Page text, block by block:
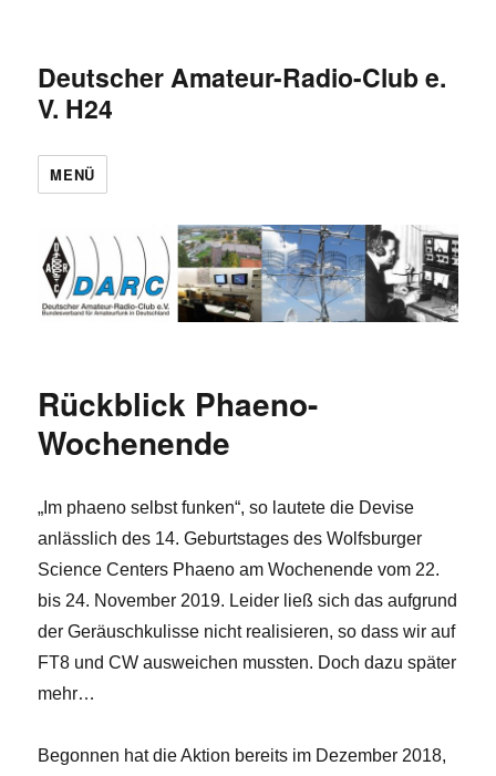
Deutscher Amateur-Radio-Club e.
V. H24
MENÜ
Rückblick Phaeno-
Wochenende
„Im phaeno selbst funken“, so lautete die Devise
anlässlich des 14. Geburtstages des Wolfsburger
Science Centers Phaeno am Wochenende vom 22.
bis 24. November 2019. Leider ließ sich das aufgrund
der Geräuschkulisse nicht realisieren, so dass wir auf
FT8 und CW ausweichen mussten. Doch dazu später
mehr…
Begonnen hat die Aktion bereits im Dezember 2018,